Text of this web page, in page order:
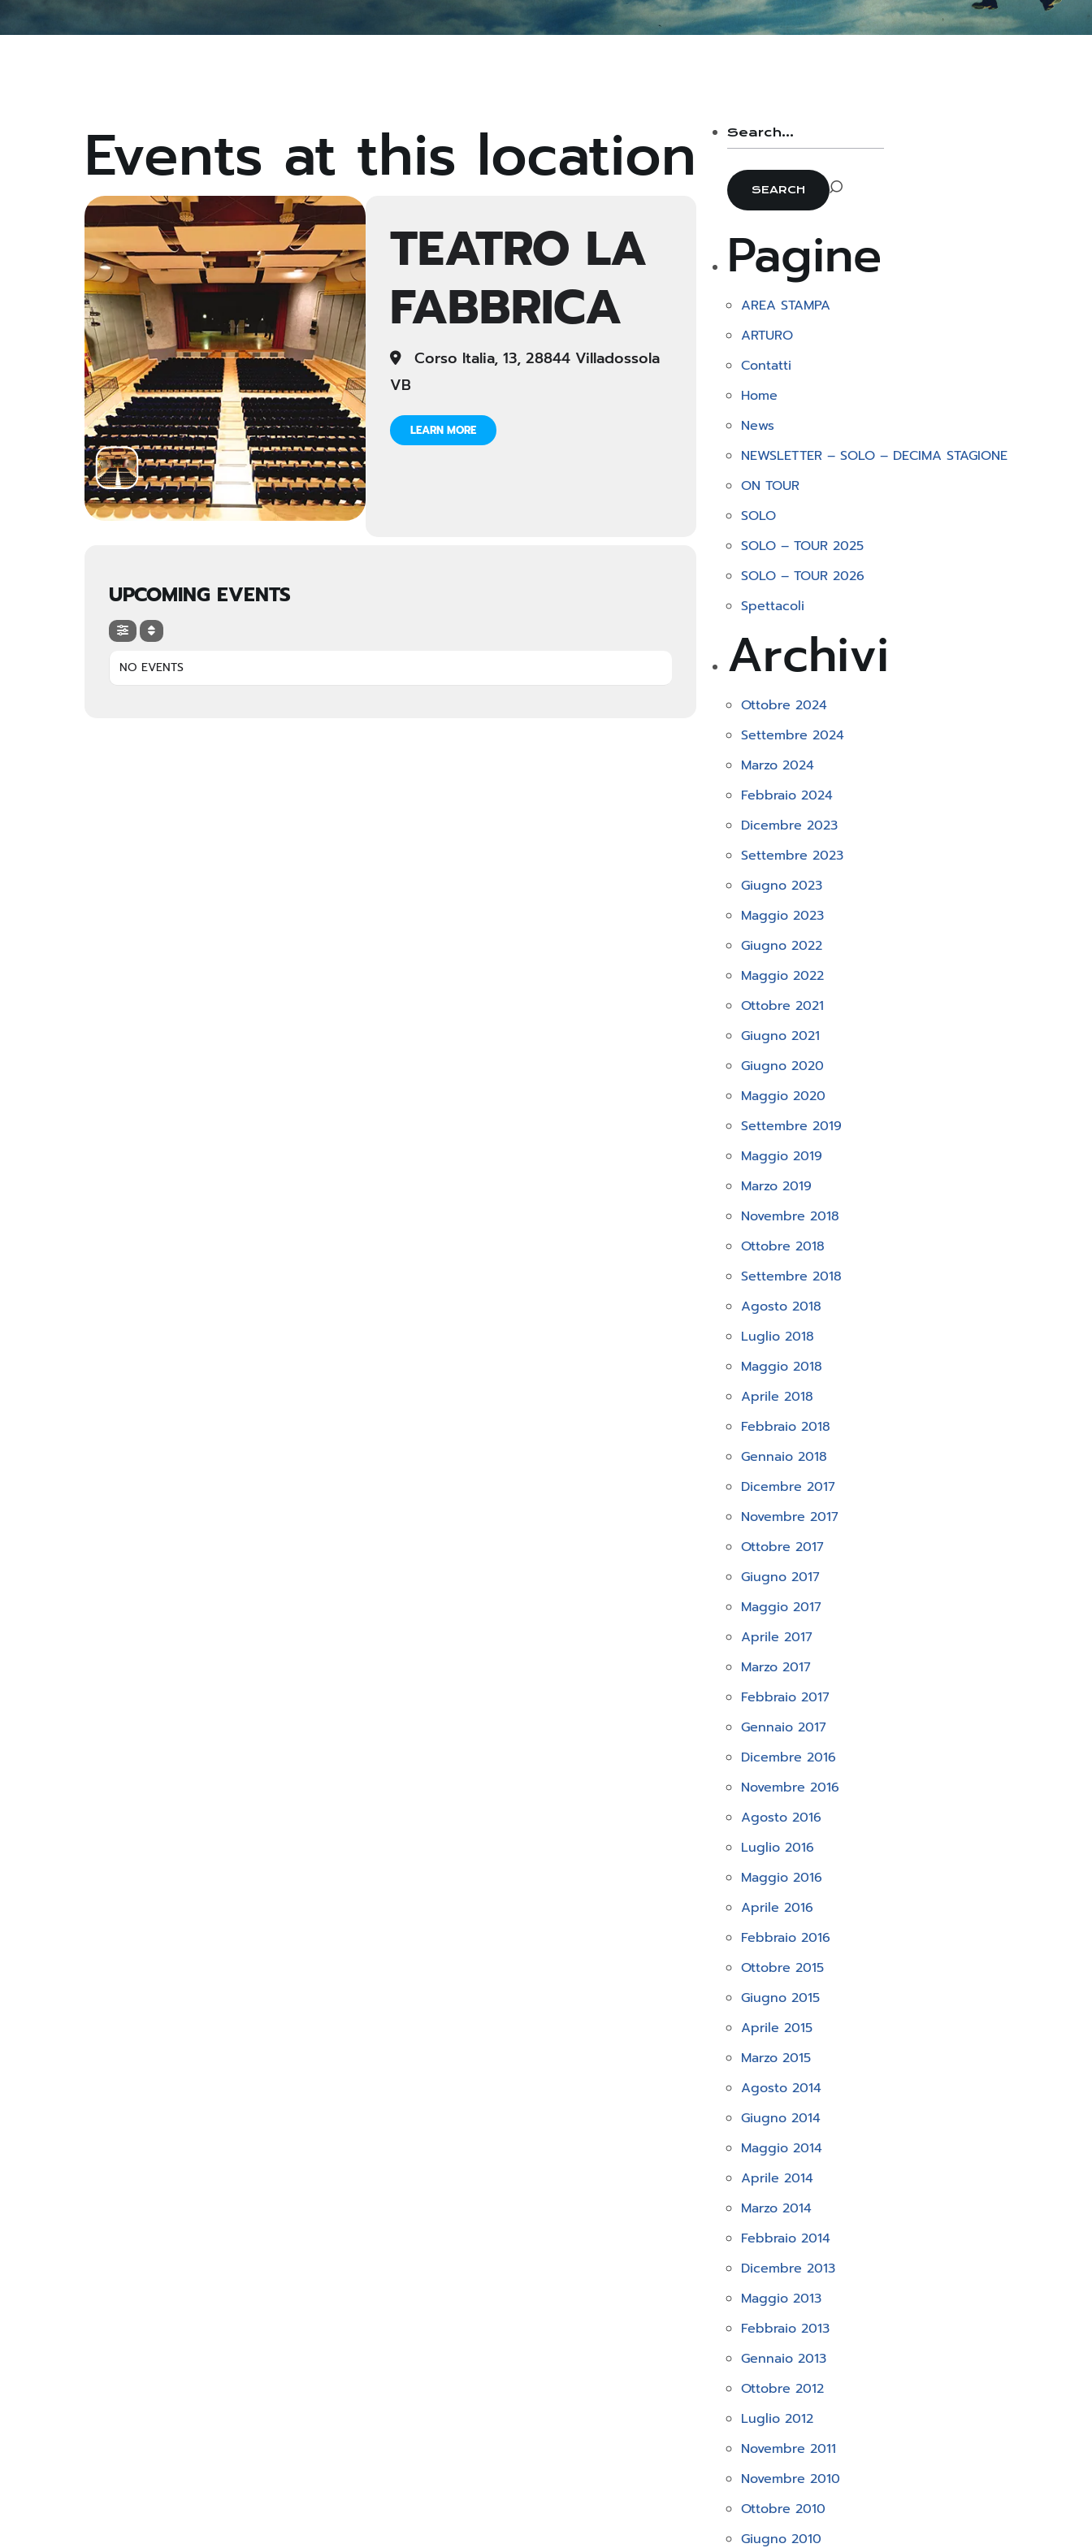
Events at this location
TEATRO LA
FABBRICA
Corso Italia, 13, 28844 Villadossola
VB
LEARN MORE
UPCOMING EVENTS
NO EVENTS
Pagine
AREA STAMPA
ARTURO
Contatti
Home
News
NEWSLETTER – SOLO – DECIMA STAGIONE
ON TOUR
SOLO
SOLO – TOUR 2025
SOLO – TOUR 2026
Spettacoli
Archivi
Ottobre 2024
Settembre 2024
Marzo 2024
Febbraio 2024
Dicembre 2023
Settembre 2023
Giugno 2023
Maggio 2023
Giugno 2022
Maggio 2022
Ottobre 2021
Giugno 2021
Giugno 2020
Maggio 2020
Settembre 2019
Maggio 2019
Marzo 2019
Novembre 2018
Ottobre 2018
Settembre 2018
Agosto 2018
Luglio 2018
Maggio 2018
Aprile 2018
Febbraio 2018
Gennaio 2018
Dicembre 2017
Novembre 2017
Ottobre 2017
Giugno 2017
Maggio 2017
Aprile 2017
Marzo 2017
Febbraio 2017
Gennaio 2017
Dicembre 2016
Novembre 2016
Agosto 2016
Luglio 2016
Maggio 2016
Aprile 2016
Febbraio 2016
Ottobre 2015
Giugno 2015
Aprile 2015
Marzo 2015
Agosto 2014
Giugno 2014
Maggio 2014
Aprile 2014
Marzo 2014
Febbraio 2014
Dicembre 2013
Maggio 2013
Febbraio 2013
Gennaio 2013
Ottobre 2012
Luglio 2012
Novembre 2011
Novembre 2010
Ottobre 2010
Giugno 2010